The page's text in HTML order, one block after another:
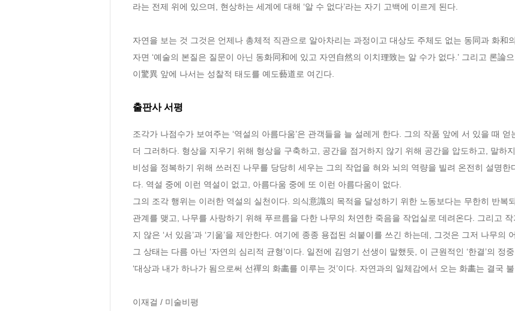
라는 전제 위에 있으며, 현상하는 세계에 대해 ‘알 수 없다’라는 자기 고백에 이르게 된다.
자연을 보는 것 그것은 언제나 총체적 직관으로 알아차리는 과정이고 대상도 주체도 없는 동同과 화和
자면 ‘예술의 본질은 질문이 아닌 동화同和에 있고 자연自然의 이치理致는 알 수가 없다.’ 그리고 론論
이驚異 앞에 나서는 성찰적 태도를 예도藝道로 여긴다.
출판사 서평
조각가 나점수가 보여주는 ‘역설의 아름다움’은 관객들을 늘 설레게 한다. 그의 작품 앞에 서 있을 때
더 그러하다. 형상을 지우기 위해 형상을 구축하고, 공간을 점거하지 않기 위해 공간을 압도하고, 말하
비성을 정복하기 위해 쓰러진 나무를 당당히 세우는 그의 작업을 혀와 뇌의 역량을 빌려 온전히 설명
다. 역설 중에 이런 역설이 없고, 아름다움 중에 또 이런 아름다움이 없다.
그의 조각 행위는 이러한 역설의 실천이다. 의식意識의 목적을 달성하기 위한 노동보다는 무한히 반복
관계를 맺고, 나무를 사랑하기 위해 푸르름을 다한 나무의 처연한 죽음을 작업실로 데려온다. 그리고
지 않은 ‘서 있음’과 ‘기욺’을 제안한다. 여기에 종종 용접된 쇠붙이를 쓰긴 하는데, 그것은 그저 나무의
그 상태는 다름 아닌 ‘자연의 심리적 균형’이다. 일전에 김영기 선생이 말했듯, 이 근원적인 ‘한결’의 정
‘대상과 내가 하나가 됨으로써 선禪의 화畵를 이루는 것’이다. 자연과의 일체감에서 오는 화畵는 결국
이재걸 / 미술비평